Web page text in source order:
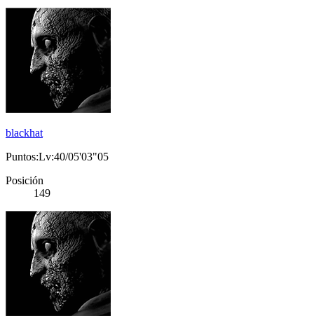
blackhat
Puntos:Lv:40/05'03"05
Posición
149